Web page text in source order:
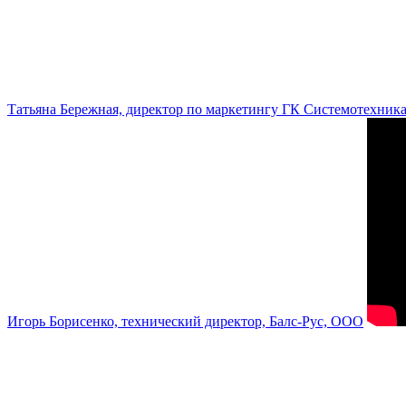
Татьяна Бережная, директор по маркетингу ГК Системотехника
Игорь Борисенко, технический директор, Балс-Рус, ООО